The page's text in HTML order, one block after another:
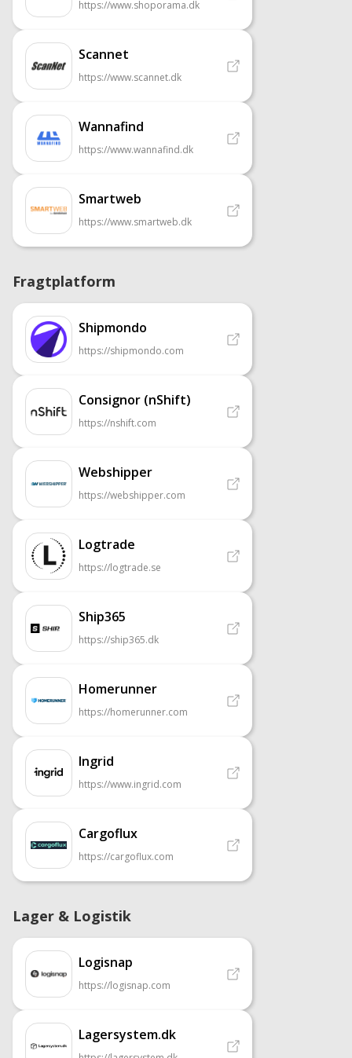
https://www.shoporama.dk
Scannet
https://www.scannet.dk
Wannafind
https://www.wannafind.dk
Smartweb
https://www.smartweb.dk
Fragtplatform
Shipmondo
https://shipmondo.com
Consignor (nShift)
https://nshift.com
Webshipper
https://webshipper.com
Logtrade
https://logtrade.se
Ship365
https://ship365.dk
Homerunner
https://homerunner.com
Ingrid
https://www.ingrid.com
Cargoflux
https://cargoflux.com
Lager & Logistik
Logisnap
https://logisnap.com
Lagersystem.dk